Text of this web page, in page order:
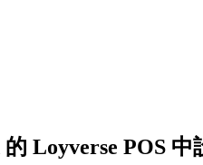
Loyverse POS 中